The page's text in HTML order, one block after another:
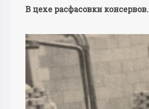
В цехе расфасовки консервов.